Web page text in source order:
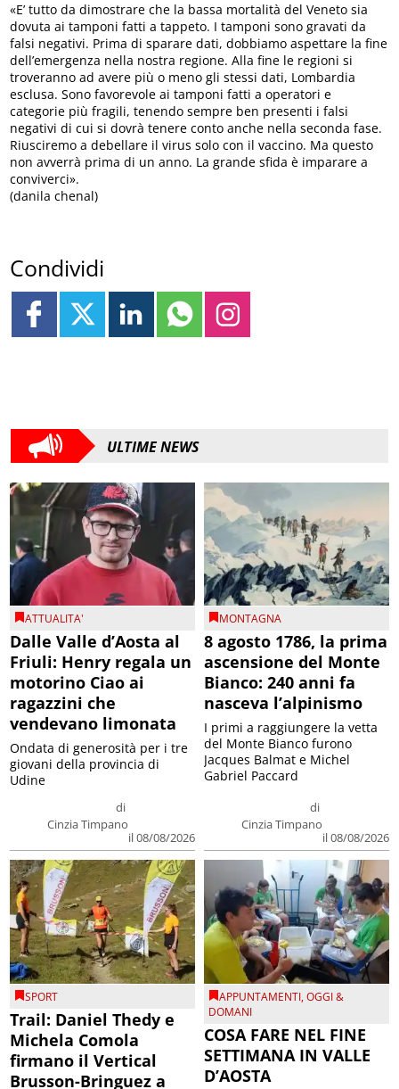
«E’ tutto da dimostrare che la bassa mortalità del Veneto sia
dovuta ai tamponi fatti a tappeto. I tamponi sono gravati da
falsi negativi. Prima di sparare dati, dobbiamo aspettare la fine
dell’emergenza nella nostra regione. Alla fine le regioni si
troveranno ad avere più o meno gli stessi dati, Lombardia
esclusa. Sono favorevole ai tamponi fatti a operatori e
categorie più fragili, tenendo sempre ben presenti i falsi
negativi di cui si dovrà tenere conto anche nella seconda fase.
Riusciremo a debellare il virus solo con il vaccino. Ma questo
non avverrà prima di un anno. La grande sfida è imparare a
conviverci».
(danila chenal)
Condividi
ULTIME NEWS
ATTUALITA'
Dalle Valle d’Aosta al
Friuli: Henry regala un
motorino Ciao ai
ragazzini che
vendevano limonata
di
Cinzia Timpano
il 08/08/2026
Ondata di generosità per i tre
giovani della provincia di
Udine
MONTAGNA
8 agosto 1786, la prima
ascensione del Monte
Bianco: 240 anni fa
nasceva l’alpinismo
di
Cinzia Timpano
il 08/08/2026
I primi a raggiungere la vetta
del Monte Bianco furono
Jacques Balmat e Michel
Gabriel Paccard
SPORT
Trail: Daniel Thedy e
Michela Comola
firmano il Vertical
Brusson-Bringuez a
APPUNTAMENTI,OGGI &
DOMANI
COSA FARE NEL FINE
SETTIMANA IN VALLE
D’AOSTA